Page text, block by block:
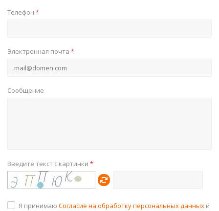
Телефон *
Электронная почта *
Сообщение
Введите текст с картинки *
Я принимаю Согласие на обработку персональных данных и